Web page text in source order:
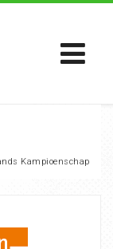
Kampioenschap